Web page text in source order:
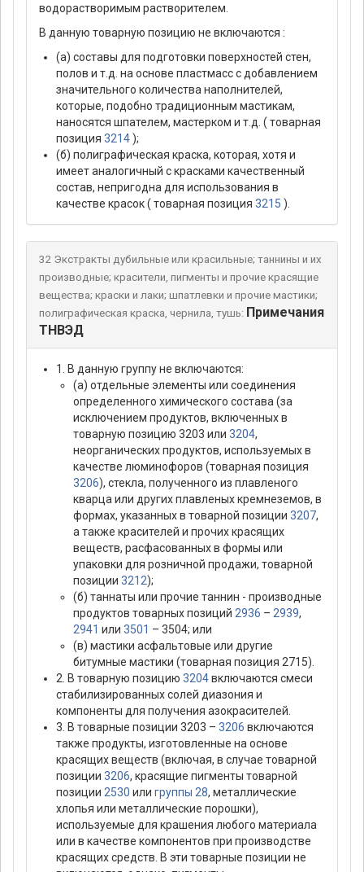
водорастворимым растворителем.
В данную товарную позицию не включаются :
(а) составы для подготовки поверхностей стен,
полов и т.д. на основе пластмасс с добавлением
значительного количества наполнителей,
которые, подобно традиционным мастикам,
наносятся шпателем, мастерком и т.д. ( товарная
позиция 3214);
(б) полиграфическая краска, которая, хотя и
имеет аналогичный с красками качественный
состав, непригодна для использования в
качестве красок ( товарная позиция 3215 ).
32 Экстракты дубильные или красильные; таннины и их
производные; красители, пигменты и прочие красящие
вещества; краски и лаки; шпатлевки и прочие мастики;
полиграфическая краска, чернила, тушь: Примечания
ТНВЭД
1. В данную группу не включаются:
(а) отдельные элементы или соединения
определенного химического состава (за
исключением продуктов, включенных в
товарную позицию 3203 или 3204,
неорганических продуктов, используемых в
качестве люминофоров (товарная позиция
3206), стекла, полученного из плавленого
кварца или других плавленых кремнеземов, в
формах, указанных в товарной позиции 3207,
а также красителей и прочих красящих
веществ, расфасованных в формы или
упаковки для розничной продажи, товарной
позиции 3212);
(б) таннаты или прочие таннин - производные
продуктов товарных позиций 2936 – 2939,
2941 или 3501 – 3504; или
(в) мастики асфальтовые или другие
битумные мастики (товарная позиция 2715).
2. В товарную позицию 3204включаются смеси
стабилизированных солей диазония и
компоненты для получения азокрасителей.
3. В товарные позиции 3203 – 3206 включаются
также продукты, изготовленные на основе
красящих веществ (включая, в случае товарной
позиции 3206, красящие пигменты товарной
позиции 2530 или группы 28, металлические
хлопья или металлические порошки),
используемые для крашения любого материала
или в качестве компонентов при производстве
красящих средств. В эти товарные позиции не